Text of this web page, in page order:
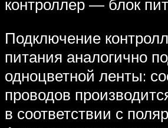
контроллер — блок
Подключение
питания аналогично
одноцветной ленты:
проводов
в соответствии с